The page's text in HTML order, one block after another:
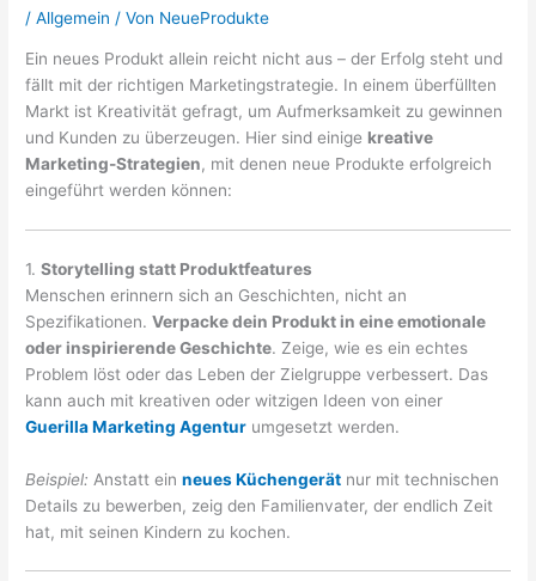
/Allgemein / Von NeueProdukte
Ein neues Produkt allein reicht nicht aus – der Erfolg steht und
fällt mit der richtigen Marketingstrategie. In einem überfüllten
Markt ist Kreativität gefragt, um Aufmerksamkeit zu gewinnen
und Kunden zu überzeugen. Hier sind einige kreative
Marketing-Strategien, mit denen neue Produkte erfolgreich
eingeführt werden können:
1.Storytelling statt Produktfeatures
Menschen erinnern sich an Geschichten, nicht an
Spezifikationen.Verpacke dein Produkt in eine emotionale
oder inspirierende Geschichte. Zeige, wie es ein echtes
Problem löst oder das Leben der Zielgruppe verbessert. Das
kann auch mit kreativen oder witzigen Ideen von einer
Guerilla Marketing Agentur umgesetzt werden.
Beispiel: Anstatt einneues Küchengerät nur mit technischen
Details zu bewerben, zeig den Familienvater, der endlich Zeit
hat, mit seinen Kindern zu kochen.